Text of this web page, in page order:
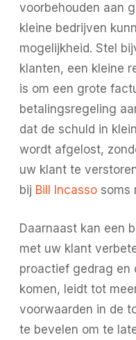
voorbehouden aan
kleine bedrijven
mogelijkheid. Stel
klanten, een kleine
is om een grote
betalingsregeling
dat de schuld in
wordt afgelost,
uw klant te
bij Bill Incassosoms
Daarnaast kan een
met uw klant
proactief gedrag en
komen, leidt tot
voorwaarden in de
te bevelen om te